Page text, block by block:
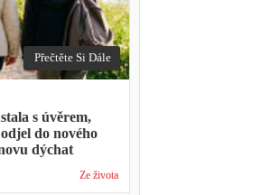
Přečtěte Si Dále
s úvěrem,
do nového
dýchat
Ze života